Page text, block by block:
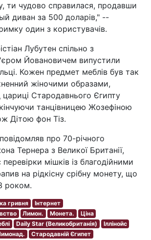
ти чудово справилася, продавши
диван за 500 доларів," --
один з користувачів.
Лубутен спільно з
Йовановичем випустили
Кожен предмет меблів був так
жіночими образами,
цариці Стародавнього Єгипту
танцівницею Жозефіною
Дітою фон Тіз.
про 70-річного
Тернера з Великої Британії,
мішків із благодійними
на рідкісну срібну монету, що
роком.
гривня
Інтернет
Лимон. Монета.
Ціна
Daily Star (Великобританія)
Іллінойс
Стародавній Єгипет